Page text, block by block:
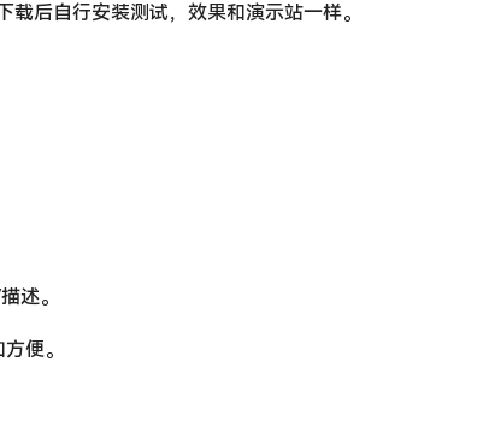
后自行安装测试，效果和演示站一样。
述。
便。